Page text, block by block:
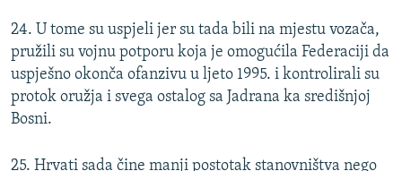
24. U tome su uspjeli jer su tada bili na mjestu vozača,
pružili su vojnu potporu koja je omogućila Federaciji da
uspješno okonča ofanzivu u ljeto 1995. i kontrolirali su
protok oružja i svega ostalog sa Jadrana ka središnjoj
Bosni.
25. Hrvati sada čine manji postotak stanovništva nego